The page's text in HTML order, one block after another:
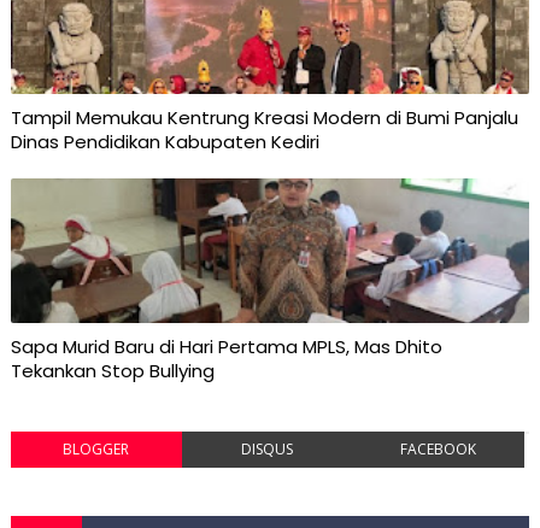
Tampil Memukau Kentrung Kreasi Modern di Bumi Panjalu
Dinas Pendidikan Kabupaten Kediri
Sapa Murid Baru di Hari Pertama MPLS, Mas Dhito
Tekankan Stop Bullying
BLOGGER DISQUS FACEBOOK